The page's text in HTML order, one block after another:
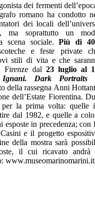
dei fermenti
romano ha condotto
dei locali
ma soprattutto un
scena sociale.Più di
e feste private
stili di vita e che
Firenze dal 23 luglio al
Ignani. Dark Portraits
della rassegna Anni
dell’Estate Fiorentina.
la prima volta: quelle
dal 1982, e quelle a
esposte in precedenza; con
e il progetto
della mostra sarà
il cui ricavato andrà